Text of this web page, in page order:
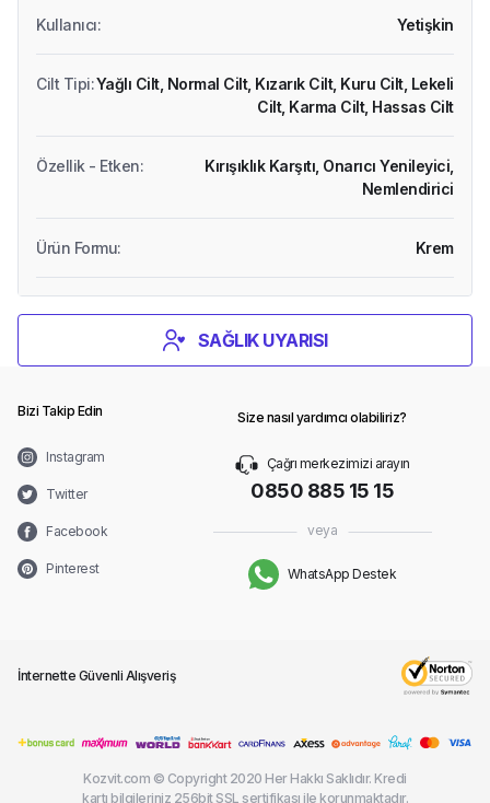
Kullanıcı: Yetişkin
Cilt Tipi:Yağlı Cilt, Normal Cilt, Kızarık Cilt, Kuru Cilt, Lekeli
Cilt, Karma Cilt, Hassas Cilt
Özellik - Etken: Kırışıklık Karşıtı, Onarıcı Yenileyici,
Nemlendirici
Ürün Formu: Krem
SAĞLIK UYARISI
Bizi Takip Edin
Instagram
Twitter
Facebook
Pinterest
Size nasıl yardımcı olabiliriz?
Çağrı merkezimizi arayın
0850 885 15 15
veya
WhatsApp Destek
İnternette Güvenli Alışveriş
Kozvit.com © Copyright 2020 Her Hakkı Saklıdır. Kredi
kartı bilgileriniz 256bit SSL sertifikası ile korunmaktadır.